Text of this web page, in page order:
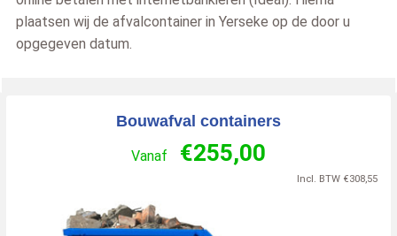
plaatsen wij de afvalcontainer in Yerseke op de door u
opgegeven datum.
Bouwafval containers
Vanaf €255,00
Incl. BTW €308,55